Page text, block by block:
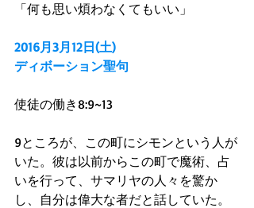
「何も思い煩わなくてもいい」
2016月3月12日(土)
ディボーション聖句
使徒の働き8:9~13
9ところが、この町にシモンという人が
いた。彼は以前からこの町で魔術、占
いを行って、サマリヤの人々を驚か
し、自分は偉大な者だと話していた。